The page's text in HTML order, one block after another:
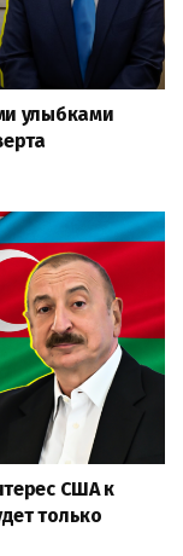
улыбками
США к
только